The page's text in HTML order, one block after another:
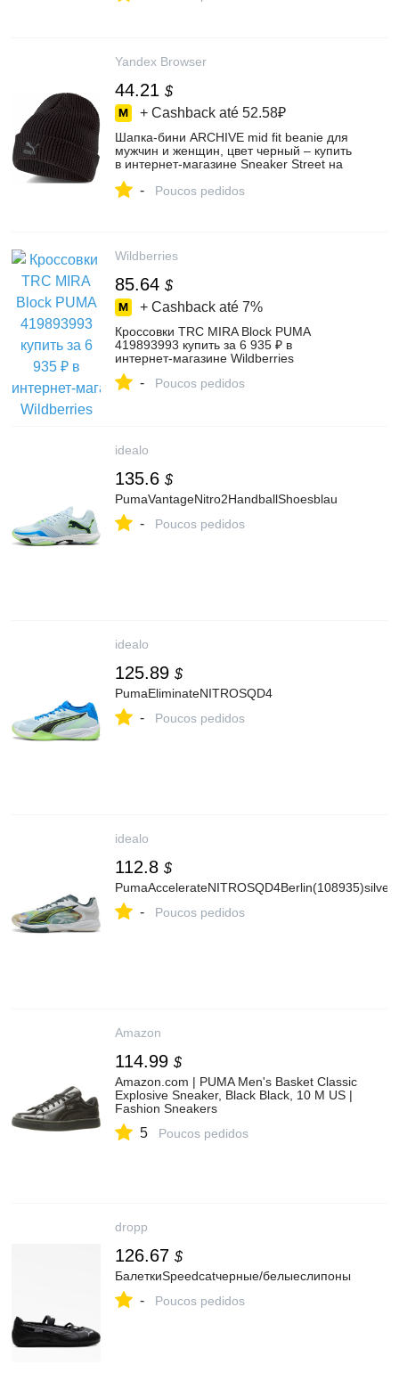
Yandex Browser
44.21 $
+ Cashback até 52.58₽
Шапка-бини ARCHIVE mid fit beanie для
мужчин и женщин, цвет черный – купить
в интернет-магазине Sneaker Street на
- Poucos pedidos
Wildberries
85.64 $
+ Cashback até 7%
Кроссовки TRC MIRA Block PUMA
419893993 купить за 6 935 ₽ в
интернет‑магазине Wildberries
- Poucos pedidos
idealo
135.6 $
PumaVantageNitro2HandballShoesblau
- Poucos pedidos
idealo
125.89 $
PumaEliminateNITROSQD4
- Poucos pedidos
idealo
112.8 $
- Poucos pedidos
Amazon
114.99 $
Amazon.com | PUMA Men's Basket Classic
Explosive Sneaker, Black Black, 10 M US |
Fashion Sneakers
5 Poucos pedidos
dropp
126.67 $
БалеткиSpeedcatчерные/белыеслипоны
- Poucos pedidos